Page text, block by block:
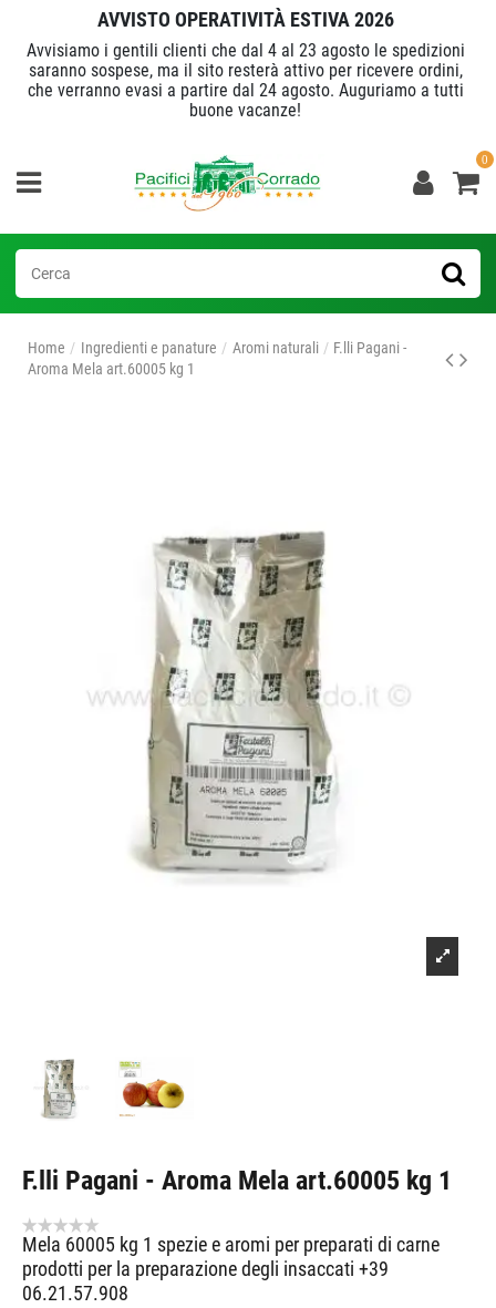
AVVISTO OPERATIVITÀ ESTIVA 2026
Avvisiamo i gentili clienti che dal 4 al 23 agosto le spedizioni
saranno sospese, ma il sito resterà attivo per ricevere ordini,
che verranno evasi a partire dal 24 agosto. Auguriamo a tutti
buone vacanze!
0
Home Ingredienti e panature Aromi naturali
F.lli Pagani -
Aroma Mela art.60005 kg 1
F.lli Pagani - Aroma Mela art.60005 kg 1
Mela 60005 kg 1 spezie e aromi per preparati di carne
prodotti per la preparazione degli insaccati +39
06.21.57.908